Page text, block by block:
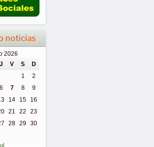
noticias
2026
J V S
D
1
2
6 7 8
9
14 15
16
21 22
23
28 29 30